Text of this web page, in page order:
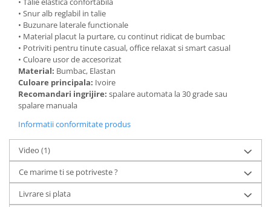
• Snur alb reglabil in talie
• Buzunare laterale functionale
• Material placut la purtare, cu continut ridicat de bumbac
• Potriviti pentru tinute casual, office relaxat si smart casual
• Culoare usor de accesorizat
Material: Bumbac, Elastan
Culoare principala: Ivoire
Recomandari ingrijire: spalare automata la 30 grade sau
spalare manuala
Informatii conformitate produs
Video (1)
Ce marime ti se potriveste ?
Livrare si plata